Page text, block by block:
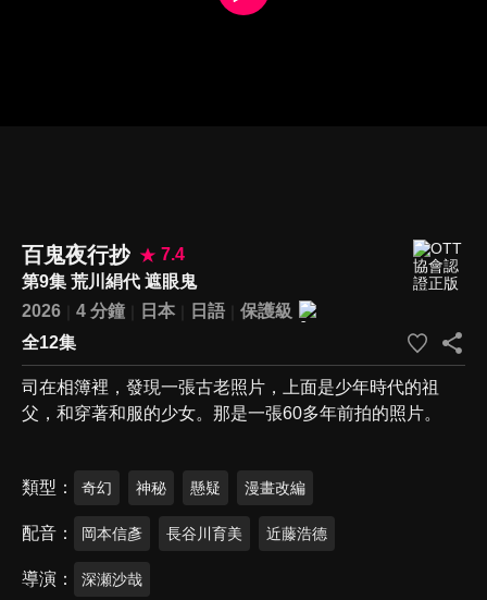
百鬼夜行抄
7.4
第9集 荒川絹代 遮眼鬼
2026
4 分鐘 日本 日語
保護級
全12集
司在相簿裡，發現一張古老照片，上面是少年時代的祖
父，和穿著和服的少女。那是一張60多年前拍的照片。
類型 奇幻 神秘 懸疑 漫畫改編
配音 岡本信彥 長谷川育美 近藤浩德
導演 深瀬沙哉